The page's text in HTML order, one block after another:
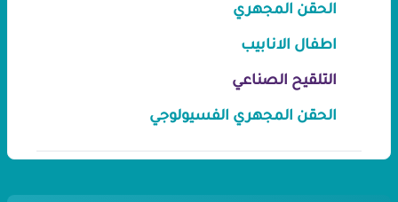
الحقن المجهري
اطفال الانابيب
التلقيح الصناعي
الحقن المجهري الفسيولوجي